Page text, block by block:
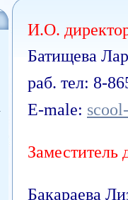
И.О.
Батищева
раб. тел: 8-
Е-male:
Заместитель
Бакараева